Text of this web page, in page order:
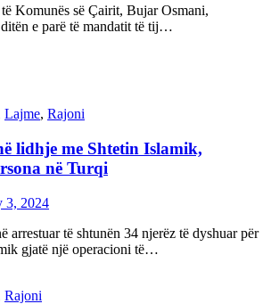
Komunës së Çairit, Bujar Osmani,
e parë të mandatit të tij…
Lajme, Rajoni
lidhje me Shtetin Islamik,
në Turqi
3, 2024
arrestuar të shtunën 34 njerëz të dyshuar për
gjatë një operacioni të…
Rajoni